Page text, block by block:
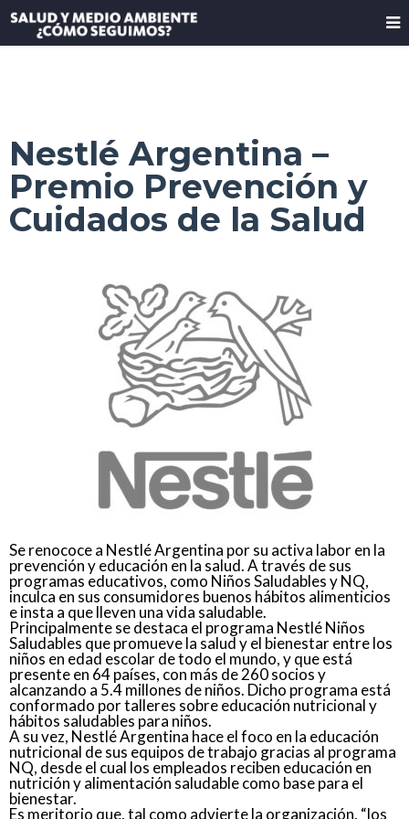
Nestlé Argentina –
Premio Prevención y
Cuidados de la Salud
Se renococe a Nestlé Argentina por su activa labor en la
prevención y educación en la salud. A través de sus
programas educativos, como Niños Saludables y NQ,
inculca en sus consumidores buenos hábitos alimenticios
e insta a que lleven una vida saludable.
Principalmente se destaca el programa Nestlé Niños
Saludables que promueve la salud y el bienestar entre los
niños en edad escolar de todo el mundo, y que está
presente en 64 países, con más de 260 socios y
alcanzando a 5.4 millones de niños. Dicho programa está
conformado por talleres sobre educación nutricional y
hábitos saludables para niños.
A su vez, Nestlé Argentina hace el foco en la educación
nutricional de sus equipos de trabajo gracias al programa
NQ, desde el cual los empleados reciben educación en
nutrición y alimentación saludable como base para el
bienestar.
Es meritorio que, tal como advierte la organización, “los